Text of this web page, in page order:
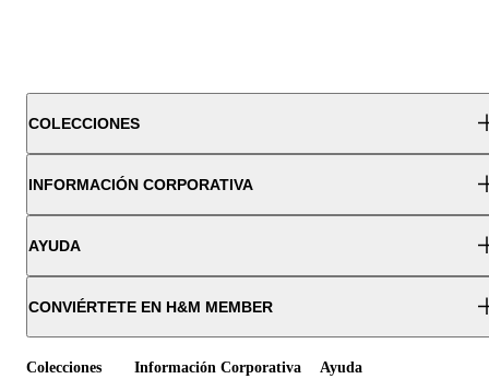
COLECCIONES
INFORMACIÓN CORPORATIVA
AYUDA
CONVIÉRTETE EN H&M MEMBER
Colecciones Información Corporativa Ayuda